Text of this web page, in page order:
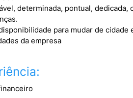
determinada, pontual, dedicada,
para mudar de cidade
da empresa